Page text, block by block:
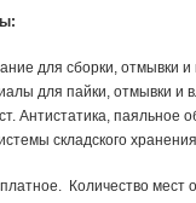
для сборки, отмывки
для пайки, отмывки
Антистатика, паяльное
складского
Количество мест